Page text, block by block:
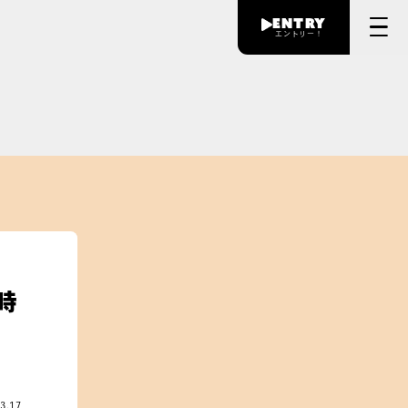
entry
エントリー！